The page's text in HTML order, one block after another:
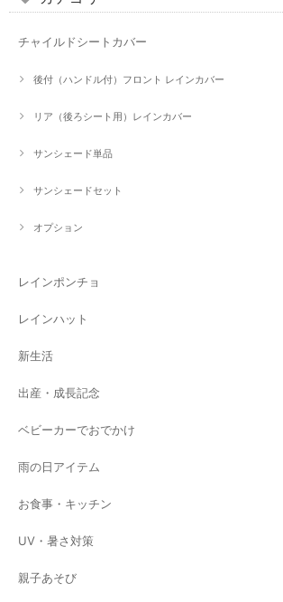
チャイルドシートカバー
後付（ハンドル付）フロント レインカバー
リア（後ろシート用）レインカバー
サンシェード単品
サンシェードセット
オプション
レインポンチョ
レインハット
新生活
出産・成長記念
ベビーカーでおでかけ
雨の日アイテム
お食事・キッチン
UV・暑さ対策
親子あそび